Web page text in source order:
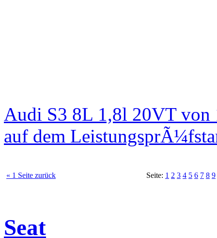
Audi S3 8L 1,8l 20VT von
auf dem
« 1 Seite zurück Seite: 1 2 3 4 5 6 7 8 9
Seat